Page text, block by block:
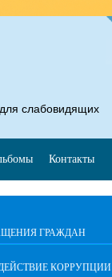
ГРАЖДАН
КОРРУПЦИИ
слабовидящих
Контакты